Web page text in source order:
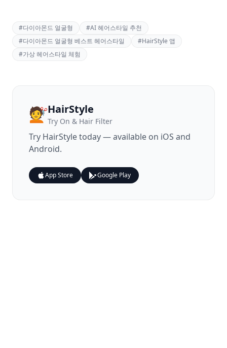
#다이아몬드 얼굴형 #AI 헤어스타일 추천
#다이아몬드 얼굴형 베스트 헤어스타일 #HairStyle 앱
#가상 헤어스타일 체험
💇HairStyle
Try On & Hair Filter
Try HairStyletoday — available on iOS and
Android.
App Store Google Play